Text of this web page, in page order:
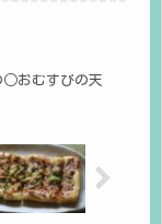
○おむすびの天